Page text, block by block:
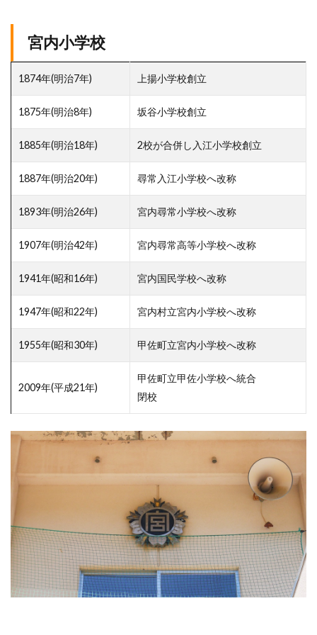
宮内小学校
1874年(明治7年) 上揚小学校創立
1875年(明治8年) 坂谷小学校創立
1885年(明治18年) 2校が合併し入江小学校創立
1887年(明治20年) 尋常入江小学校へ改称
1893年(明治26年) 宮内尋常小学校へ改称
1907年(明治42年) 宮内尋常高等小学校へ改称
1941年(昭和16年) 宮内国民学校へ改称
1947年(昭和22年) 宮内村立宮内小学校へ改称
1955年(昭和30年) 甲佐町立宮内小学校へ改称
2009年(平成21年)
甲佐町立甲佐小学校へ統合
閉校